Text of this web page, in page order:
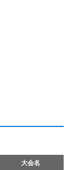
大会名